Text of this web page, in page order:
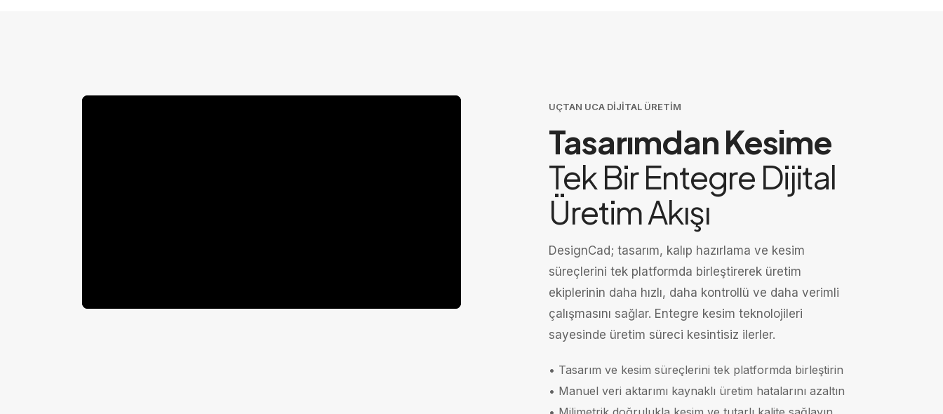
UÇTAN UCA DIJITAL ÜRETIM
Tasarımdan Kesime
Tek Bir Entegre Dijital
Üretim Akışı
DesignCad; tasarım, kalıp hazırlama ve kesim
süreçlerini tek platformda birleştirerek üretim
ekiplerinin daha hızlı, daha kontrollü ve daha verimli
çalışmasını sağlar. Entegre kesim teknolojileri
sayesinde üretim süreci kesintisiz ilerler.
• Tasarım ve kesim süreçlerini tek platformda birleştirin
• Manuel veri aktarımı kaynaklı üretim hatalarını azaltın